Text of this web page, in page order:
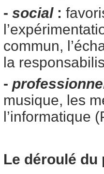
- social :
commun,
la
-
musique, les
l’informatique
Le déroulé du